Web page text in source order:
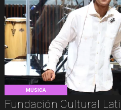
MÚSICA
Fundación Cultural